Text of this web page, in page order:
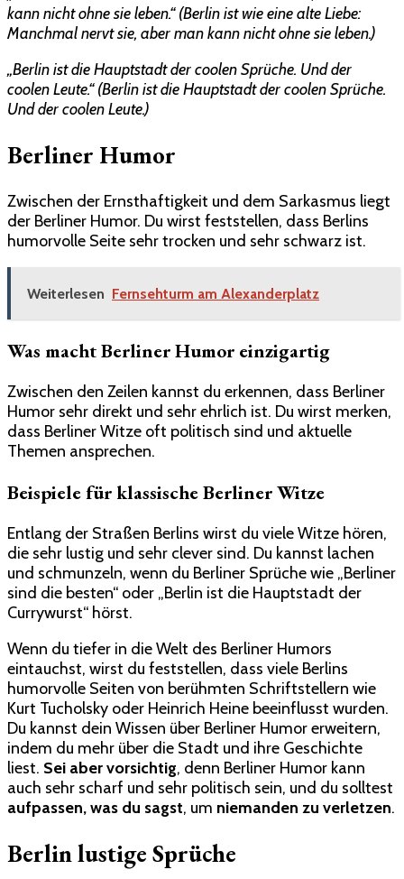
kann nicht ohne sie leben.“ (Berlin ist wie eine alte Liebe:
Manchmal nervt sie, aber man kann nicht ohne sie leben.)
„Berlin ist die Hauptstadt der coolen Sprüche. Und der
coolen Leute.“ (Berlin ist die Hauptstadt der coolen Sprüche.
Und der coolen Leute.)
Berliner Humor
Zwischen der Ernsthaftigkeit und dem Sarkasmus liegt
der Berliner Humor. Du wirst feststellen, dass Berlins
humorvolle Seite sehr trocken und sehr schwarz ist.
Weiterlesen Fernsehturm am Alexanderplatz
Was macht Berliner Humor einzigartig
Zwischen den Zeilen kannst du erkennen, dass Berliner
Humor sehr direkt und sehr ehrlich ist. Du wirst merken,
dass Berliner Witze oft politisch sind und aktuelle
Themen ansprechen.
Beispiele für klassische Berliner Witze
Entlang der Straßen Berlins wirst du viele Witze hören,
die sehr lustig und sehr clever sind. Du kannst lachen
und schmunzeln, wenn du Berliner Sprüche wie „Berliner
sind die besten“ oder „Berlin ist die Hauptstadt der
Currywurst“ hörst.
Wenn du tiefer in die Welt des Berliner Humors
eintauchst, wirst du feststellen, dass viele Berlins
humorvolle Seiten von berühmten Schriftstellern wie
Kurt Tucholsky oder Heinrich Heine beeinflusst wurden.
Du kannst dein Wissen über Berliner Humor erweitern,
indem du mehr über die Stadt und ihre Geschichte
liest. Sei aber vorsichtig, denn Berliner Humor kann
auch sehr scharf und sehr politisch sein, und du solltest
aufpassen, was du sagst, um niemanden zu verletzen.
Berlin lustige Sprüche